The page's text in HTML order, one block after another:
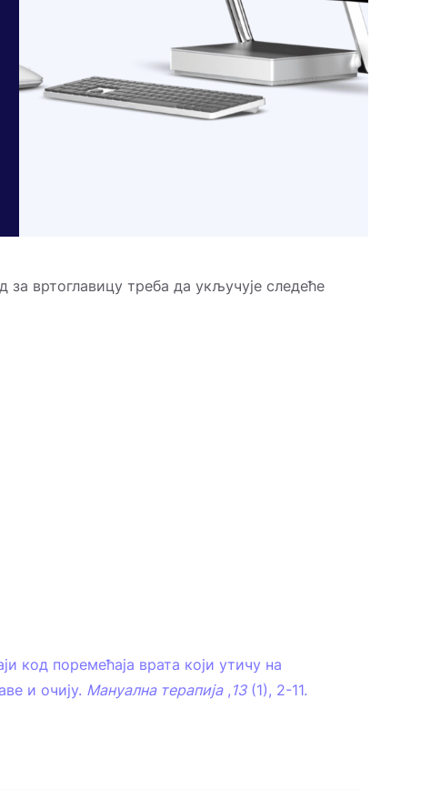
вртоглавицу треба да укључује следеће
код поремећаја врата који утичу на
и очију. Мануална терапија, 13(1), 2-11.